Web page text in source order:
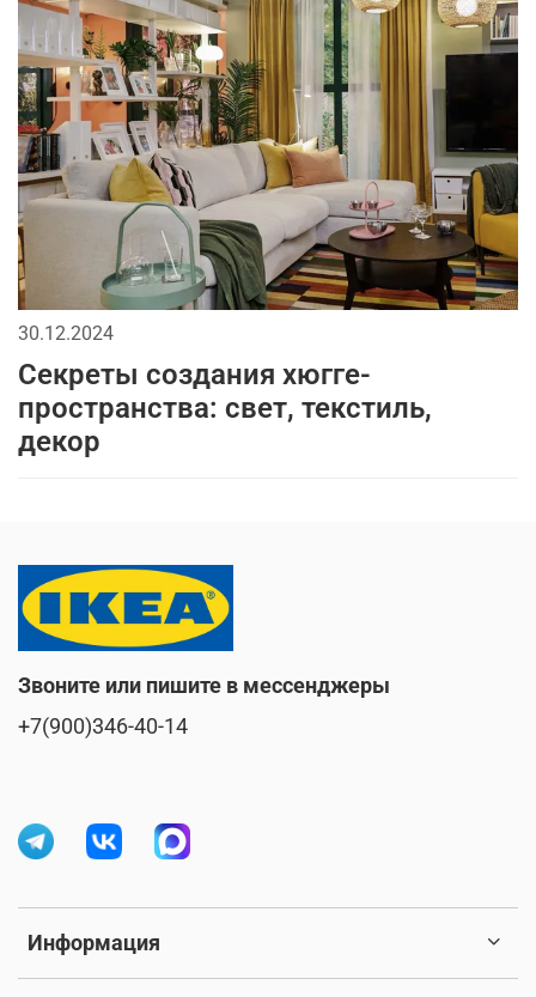
30.12.2024
Секреты создания хюгге-
пространства: свет, текстиль,
декор
Информация
Звоните или пишите в мессенджеры
+7(900)346-40-14